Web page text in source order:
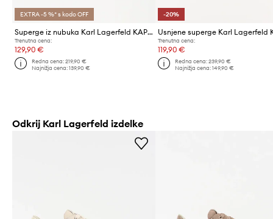
EXTRA -5 %* s kodo OFF
Superge iz nubuka Karl Lagerfeld KAPRI LUG RSG
Trenutna cena:
129,90 €
Redna cena:219,90 €
Najnižja cena:139,90 €
-20%
Trenutna cena:
119,90 €
Redna cena: 239,90 €
Najnižja cena: 149,90 €
Odkrij Karl Lagerfeld izdelke